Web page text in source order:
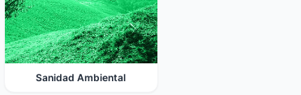
Sanidad Ambiental